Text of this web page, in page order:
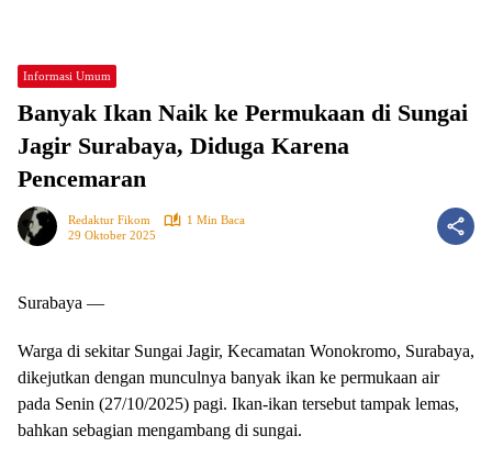
Informasi Umum
Banyak Ikan Naik ke Permukaan di Sungai
Jagir Surabaya, Diduga Karena
Pencemaran
Redaktur Fikom
1 Min Baca
29 Oktober 2025
Surabaya —
Warga di sekitar Sungai Jagir, Kecamatan Wonokromo, Surabaya,
dikejutkan dengan munculnya banyak ikan ke permukaan air
pada Senin (27/10/2025) pagi. Ikan-ikan tersebut tampak lemas,
bahkan sebagian mengambang di sungai.